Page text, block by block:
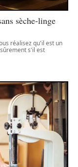
sèche-linge
réalisez qu'il est un
s'il est